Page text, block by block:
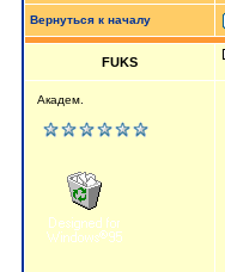
Вернуться к началу
FUKS
Академ.